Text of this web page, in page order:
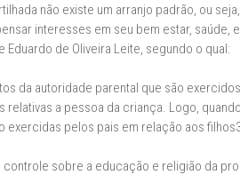
não existe um arranjo padrão, ou
interesses em seu bem estar,
de Oliveira Leite, segundo o qual:
da autoridade parental que são
a pessoa da criança. Logo,
exercidas pelos pais em relação aos
sobre a educação e religião da